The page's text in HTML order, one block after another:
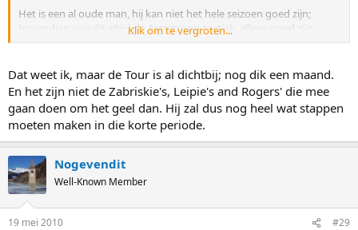
Het is een al oude man, hij kan niet het hele seizoen goed zijn;
bovendien was dit altijd de Armstrong-tactiek, alleen goed zijn
tijdens de Tour.
Klik om te vergroten...
Dat weet ik, maar de Tour is al dichtbij; nog dik een maand.
En het zijn niet de Zabriskie's, Leipie's and Rogers' die mee
gaan doen om het geel dan. Hij zal dus nog heel wat stappen
moeten maken in die korte periode.
Nogevendit
Well-Known Member
19 mei 2010 #29